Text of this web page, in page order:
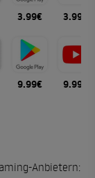
3.99€ 3.99€
9.99€ 9.99€
Anbietern: